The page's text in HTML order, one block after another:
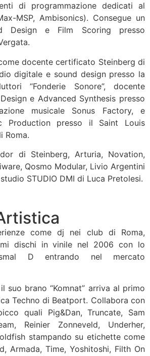
di programmazione dedicati al
MSP, Ambisonics). Consegue un
Design e Film Scoring presso
docente certificato Steinberg di
digitale e sound design presso la
“Fonderie Sonore”, docente
e Advanced Synthesis presso
musicale Sonus Factory, e
Production presso il Saint Louis
Roma.
di Steinberg, Arturia, Novation,
Qosmo Modular, Livio Argentini
STUDIO DMI di Luca Pretolesi.
come dj nei club di Roma,
dischi in vinile nel 2006 con lo
D entrando nel mercato
il suo brano “Komnat” arriva al primo
Techno di Beatport. Collabora con
quali Pig&Dan, Truncate, Sam
Reinier Zonneveld, Underher,
stampando su etichette come
Armada, Time, Yoshitoshi, Filth On